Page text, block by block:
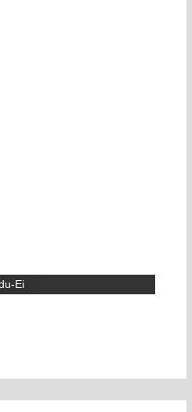
Ei